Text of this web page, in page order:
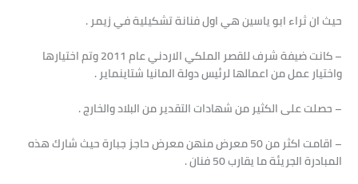
حيث ان ثراء ابو ياسين هي اول فنانة تشكيلية في زيمر .
– كانت ضيفة شرف للقصر الملكي الاردني عام 2011 وتم اختيارها
واختيار عمل من اعمالها لرئيس دولة المانيا شتاينماير .
– حصلت على الكثير من شهادات التقدير من البلاد والخارج .
– اقامت اكثر من 50 معرض منهن معرض حاجز جبارة حيث شارك هذه
المبادرة الجريئة ما يقارب 50 فنان .